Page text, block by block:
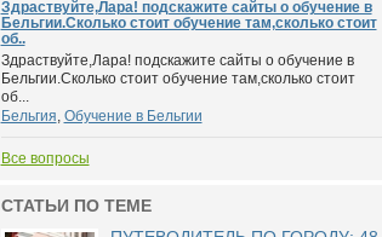
Здраствуйте,Лара! подскажите сайты о обучение в
Бельгии.Сколько стоит обучение там,сколько стоит
об..
Здраствуйте,Лара! подскажите сайты о обучение в
Бельгии.Сколько стоит обучение там,сколько стоит
об...
Бельгия, Обучение в Бельгии
Все вопросы
СТАТЬИ ПО ТЕМЕ